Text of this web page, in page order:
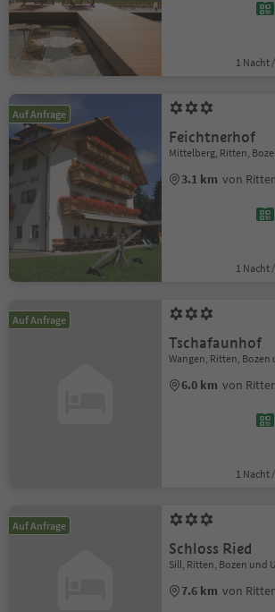
1 Nacht
Auf Anfrage
Feichtnerhof
Mittelberg, Ritten,
3.1 km von
1 Nacht
Auf Anfrage
Tschafaunhof
Wangen, Ritten,
6.0 km von
1 Nacht
Auf Anfrage
Schloss Ried
Sill, Ritten, Bozen und
7.6 km von